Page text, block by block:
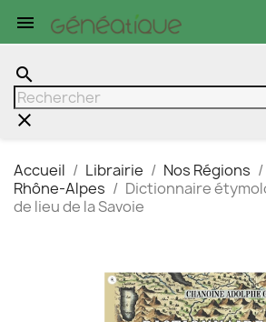

search
clear
Accueil Librairie Nos Régions
Rhône-Alpes
Dictionnaire
de lieu de la Savoie